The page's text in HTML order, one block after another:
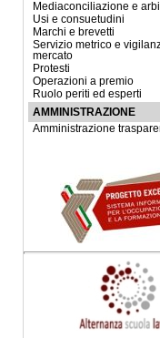
Mediaconciliazione e
Usi e consuetudini
Marchi e brevetti
Servizio metrico e
mercato
Protesti
Operazioni a premio
Ruolo periti ed esperti
AMMINISTRAZIONE
Amministrazione